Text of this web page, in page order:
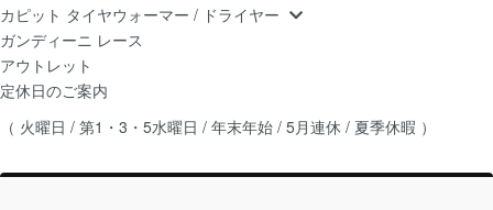
カピット タイヤウォーマー / ドライヤー
ガンディーニ レース
アウトレット
定休日のご案内
（ 火曜日 / 第1・3・5水曜日 / 年末年始 / 5月連休 / 夏季休暇 ）